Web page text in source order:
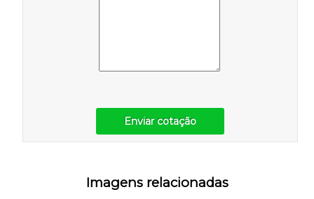
Enviar cotação
Imagens relacionadas